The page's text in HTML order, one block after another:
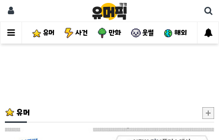
유머 사건 만화 웃썰 해외 핫
유머
나